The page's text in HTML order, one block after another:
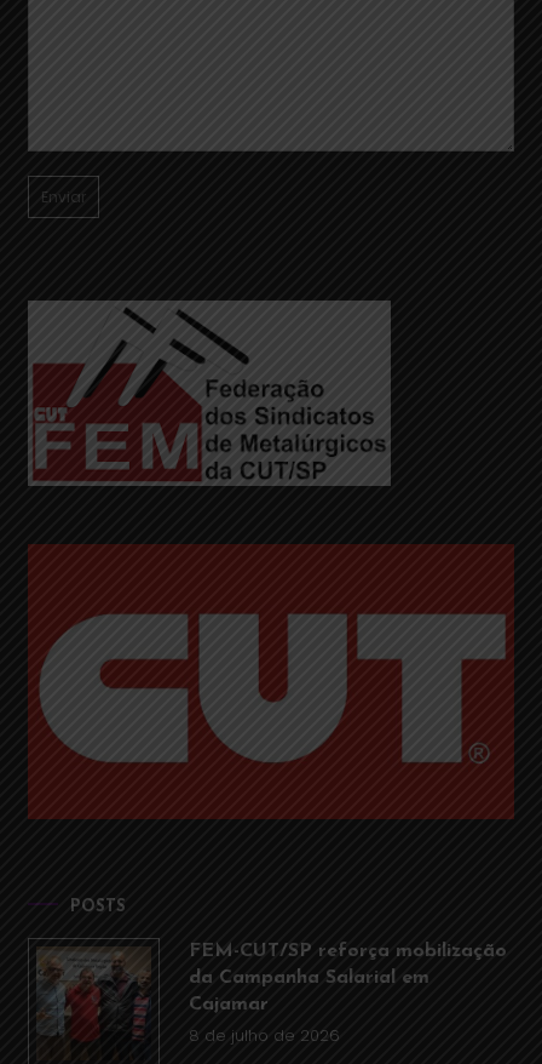
POSTS
FEM-CUT/SP reforça mobilização
da Campanha Salarial em
Cajamar
8 de julho de 2026